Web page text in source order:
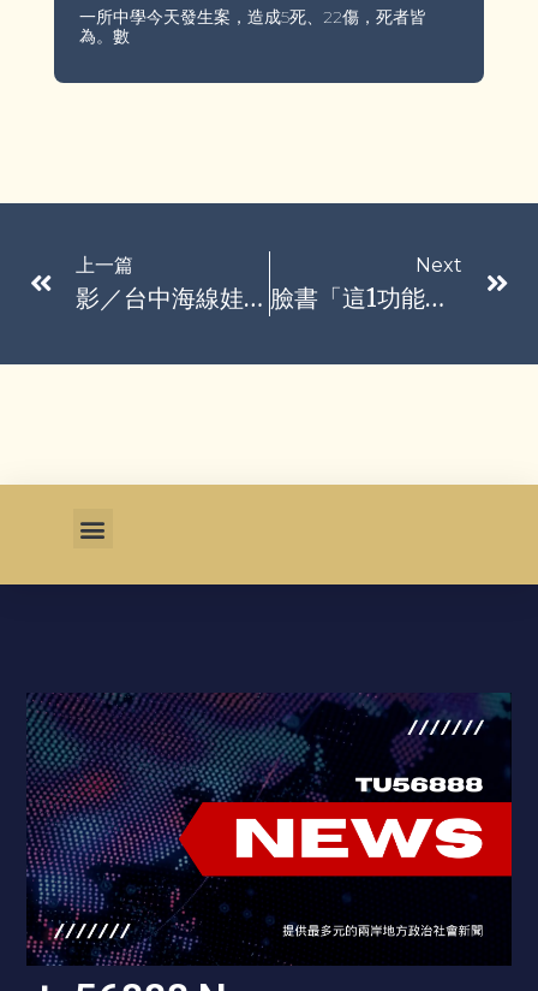
一所中學今天發生案，造成5死、22傷，死者皆
為。數
上一篇
影／台中海線娃娃機和洗車場兌幣機竊案 清水警逮1嫌
Next
臉書「這1功能」無預警消失擾民 知名作家授解決方法